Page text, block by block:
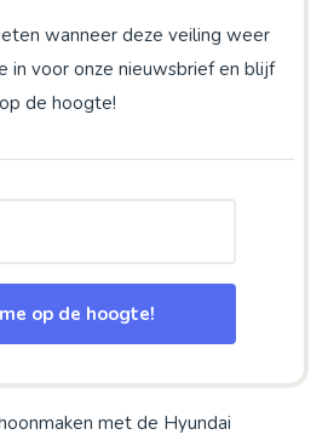
wanneer deze veiling weer
in voor onze nieuwsbrief en blijf
op de hoogte!
op de hoogte!
met de Hyundai